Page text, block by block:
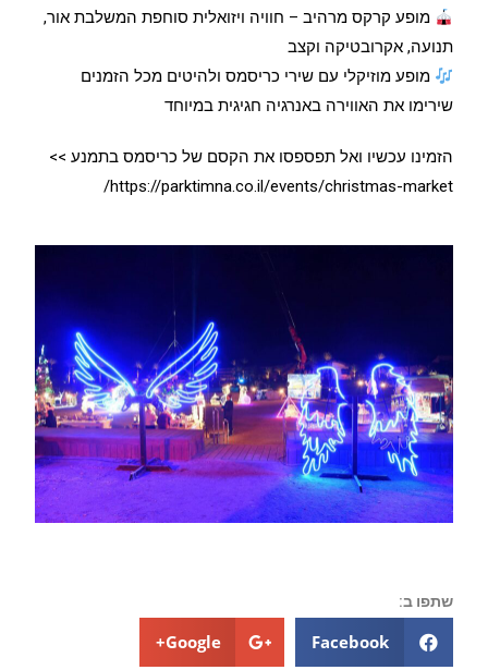
מופע קרקס מרהיב – חוויה ויזואלית סוחפת המשלבת אור,
תנועה, אקרובטיקה וקצב
מופע מוזיקלי עם שירי כריסמס ולהיטים מכל הזמנים
שירימו את האווירה באנרגיה חגיגית במיוחד
הזמינו עכשיו ואל תפספסו את הקסם של כריסמס בתמנע >>
https://parktimna.co.il/events/christmas-market/
שתפו ב:
Facebook
Google+